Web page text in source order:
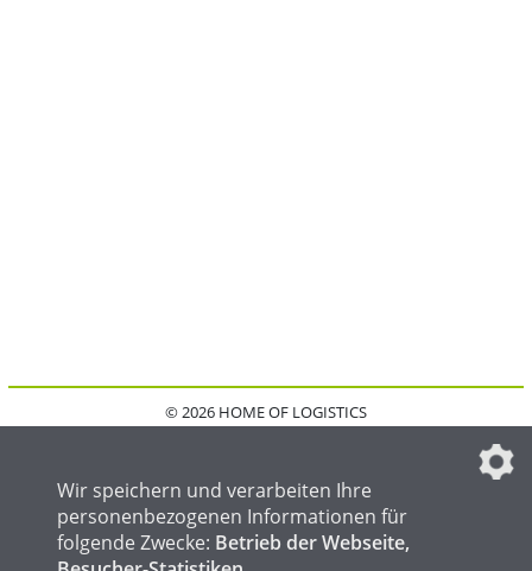
© 2026 HOME OF LOGISTICS
IMPRESSUM
FAQ
DATENSCHUTZEINSTELLUNGEN
Wir speichern und verarbeiten Ihre
personenbezogenen Informationen für
folgende Zwecke: Betrieb der Webseite,